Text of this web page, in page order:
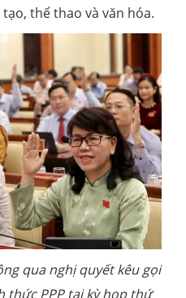
thể thao và văn hóa.
qua nghị quyết kêu gọi
thức PPP tại kỳ họp thứ